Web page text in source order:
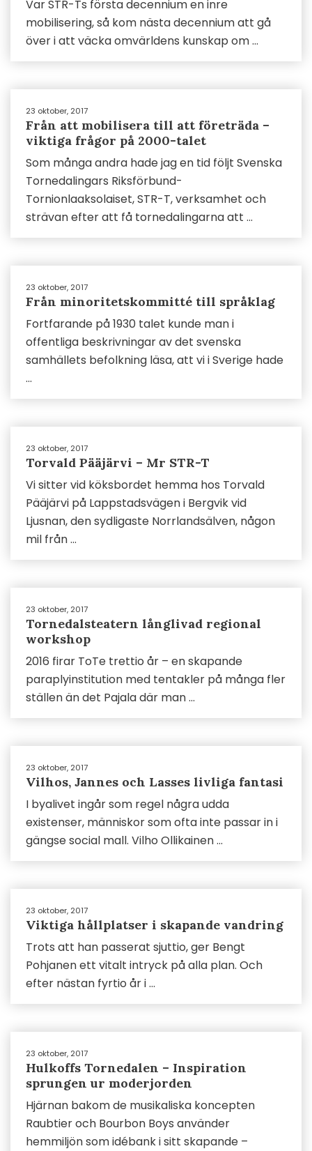
Var STR-Ts första decennium en inre
mobilisering, så kom nästa decennium att gå
över i att väcka omvärldens kunskap om ...
23 oktober, 2017
Från att mobilisera till att företräda –
viktiga frågor på 2000-talet
Som många andra hade jag en tid följt Svenska
Tornedalingars Riksförbund-
Tornionlaaksolaiset, STR-T, verksamhet och
strävan efter att få tornedalingarna att ...
23 oktober, 2017
Från minoritetskommitté till språklag
Fortfarande på 1930 talet kunde man i
offentliga beskrivningar av det svenska
samhällets befolkning läsa, att vi i Sverige hade
...
23 oktober, 2017
Torvald Pääjärvi – Mr STR-T
Vi sitter vid köksbordet hemma hos Torvald
Pääjärvi på Lappstadsvägen i Bergvik vid
Ljusnan, den sydligaste Norrlandsälven, någon
mil från ...
23 oktober, 2017
Tornedalsteatern långlivad regional
workshop
2016 firar ToTe trettio år – en skapande
paraplyinstitution med tentakler på många fler
ställen än det Pajala där man ...
23 oktober, 2017
Vilhos, Jannes och Lasses livliga fantasi
I byalivet ingår som regel några udda
existenser, människor som ofta inte passar in i
gängse social mall. Vilho Ollikainen ...
23 oktober, 2017
Viktiga hållplatser i skapande vandring
Trots att han passerat sjuttio, ger Bengt
Pohjanen ett vitalt intryck på alla plan. Och
efter nästan fyrtio år i ...
23 oktober, 2017
Hulkoffs Tornedalen – Inspiration
sprungen ur moderjorden
Hjärnan bakom de musikaliska koncepten
Raubtier och Bourbon Boys använder
hemmiljön som idébank i sitt skapande –